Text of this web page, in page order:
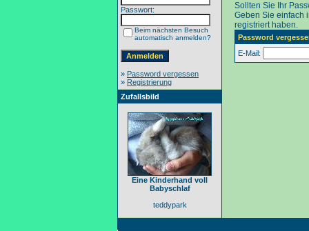
Passwort:
Beim nächsten Besuch
automatisch anmelden?
» Password vergessen
» Registrierung
Zufallsbild
Eine Kinderhand voll
Babyschlaf
teddypark
Sollten Sie Ihr
Geben Sie einfach
registriert haben.
Password
E-Mail: